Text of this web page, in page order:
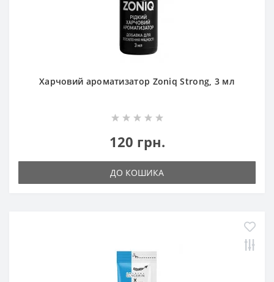
Харчовий ароматизатор Zoniq Strong, 3 мл
120 грн.
ДО КОШИКА